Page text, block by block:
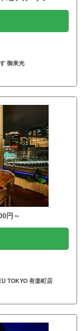
御来光
円～
TOKYO 有楽町店